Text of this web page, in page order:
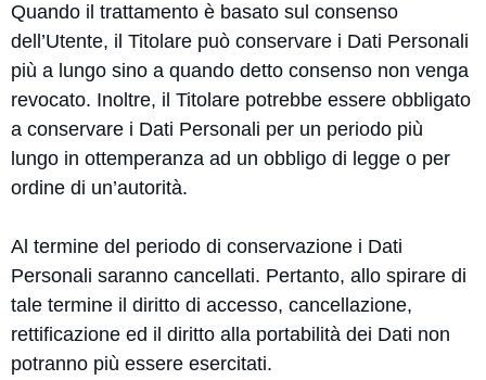
Quando il trattamento è basato sul consenso
dell’Utente, il Titolare può conservare i Dati Personali
più a lungo sino a quando detto consenso non venga
revocato. Inoltre, il Titolare potrebbe essere obbligato
a conservare i Dati Personali per un periodo più
lungo in ottemperanza ad un obbligo di legge o per
ordine di un’autorità.
Al termine del periodo di conservazione i Dati
Personali saranno cancellati. Pertanto, allo spirare di
tale termine il diritto di accesso, cancellazione,
rettificazione ed il diritto alla portabilità dei Dati non
potranno più essere esercitati.